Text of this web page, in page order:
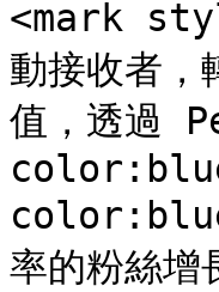
<mark
動接收者，
值，透過
率的粉絲